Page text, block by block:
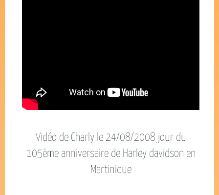
Vidéo de Charly le 24/08/2008 jour du
105ème anniversaire de Harley davidson en
Martinique